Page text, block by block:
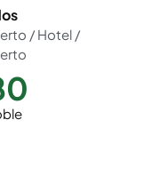
/ Hotel /